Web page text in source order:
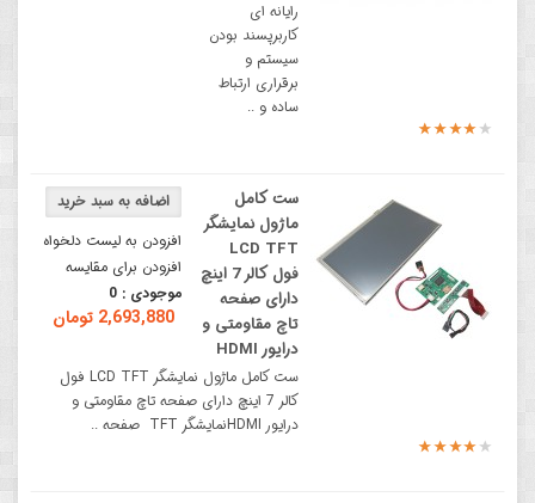
رایانه ای
کاربرپسند بودن
سیستم و
برقراری ارتباط
ساده و ..
افزودن به لیست دلخواه
افزودن برای مقایسه
موجودی : 0
2,693,880 تومان
ست کامل
ماژول نمایشگر
LCD TFT
فول کالر 7 اینچ
دارای صفحه
تاچ مقاومتی و
درایور HDMI
ست کامل ماژول نمایشگر LCD TFT فول
کالر 7 اینچ دارای صفحه تاچ مقاومتی و
درایور HDMIنمایشگر TFT صفحه ..